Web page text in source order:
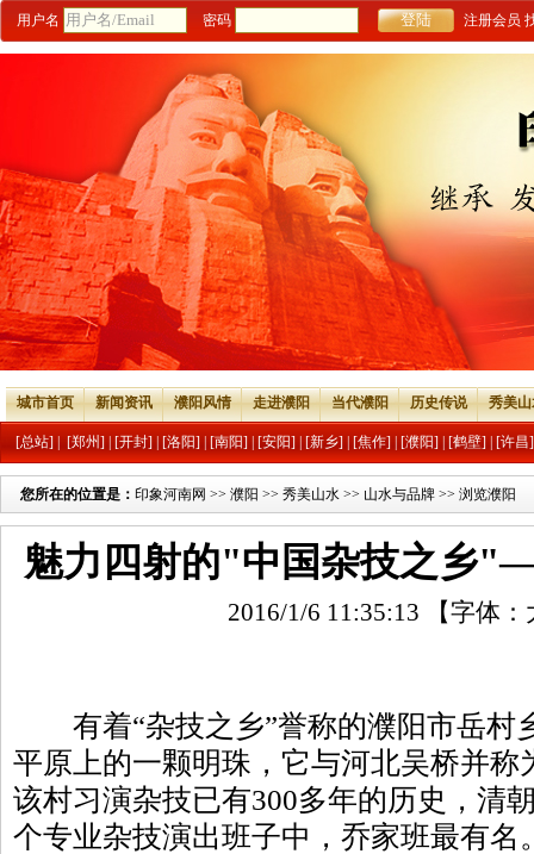
用户名 密码 注册会员
城市首页 新闻资讯 濮阳风情 走进濮阳 当代濮阳 历史传说 秀美
[总站] [郑州] [开封] [洛阳] [南阳] [安阳] [新乡] [焦作] [濮阳] [鹤壁] [许昌]
您所在的位置是： 印象河南网 >> 濮阳 >> 秀美山水 >> 山水与品牌 >> 浏览濮阳
魅力四射的"中国杂技之乡
2016/1/6 11:35:13 【字体：
有着“杂技之乡”誉称的濮阳市岳村
平原上的一颗明珠，它与河北吴桥并称
该村习演杂技已有300多年的历史，清
个专业杂技演出班子中，乔家班最有名